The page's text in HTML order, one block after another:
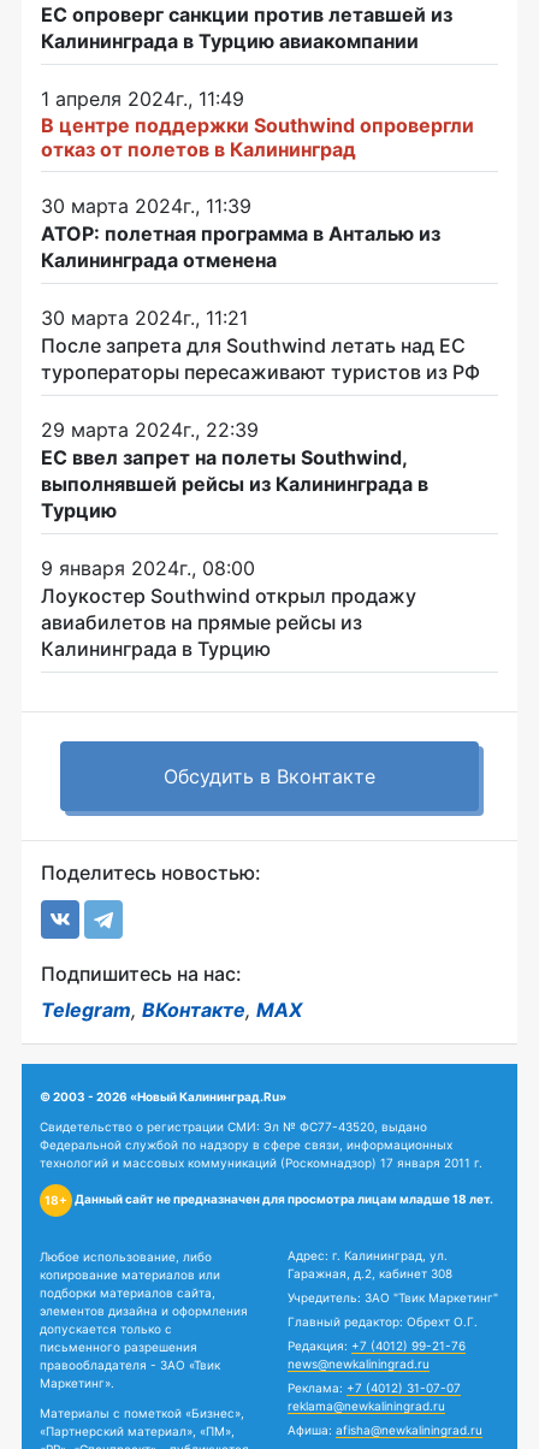
ЕС опроверг санкции против летавшей из
Калининграда в Турцию авиакомпании
1 апреля 2024г., 11:49
В центре поддержки Southwind опровергли
отказ от полетов в Калининград
30 марта 2024г., 11:39
АТОР: полетная программа в Анталью из
Калининграда отменена
30 марта 2024г., 11:21
После запрета для Southwind летать над ЕС
туроператоры пересаживают туристов из РФ
29 марта 2024г., 22:39
ЕС ввел запрет на полеты Southwind,
выполнявшей рейсы из Калининграда в
Турцию
9 января 2024г., 08:00
Лоукостер Southwind открыл продажу
авиабилетов на прямые рейсы из
Калининграда в Турцию
Обсудить в Вконтакте
Поделитесь новостью:
Подпишитесь на нас:
Telegram, ВКонтакте, MAX
© 2003 - 2026 «Новый Калининград.Ru»
Свидетельство о регистрации СМИ: Эл № ФС77-43520, выдано
Федеральной службой по надзору в сфере связи, информационных
технологий и массовых коммуникаций (Роскомнадзор) 17 января 2011 г.
18+ Данный сайт не предназначен для просмотра лицам младше 18 лет.
Любое использование, либо
копирование материалов или
подборки материалов сайта,
элементов дизайна и оформления
допускается только с
письменного разрешения
правообладателя - ЗАО «Твик
Маркетинг».
Материалы с пометкой «Бизнес»,
«Партнерский материал», «ПМ»,
Адрес: г. Калининград, ул.
Гаражная, д.2, кабинет 308
Учредитель: ЗАО "Твик Маркетинг"
Главный редактор: Обрехт О.Г.
Редакция: +7 (4012) 99-21-76
news@newkaliningrad.ru
Реклама: +7 (4012) 31-07-07
reklama@newkaliningrad.ru
Афиша: afisha@newkaliningrad.ru